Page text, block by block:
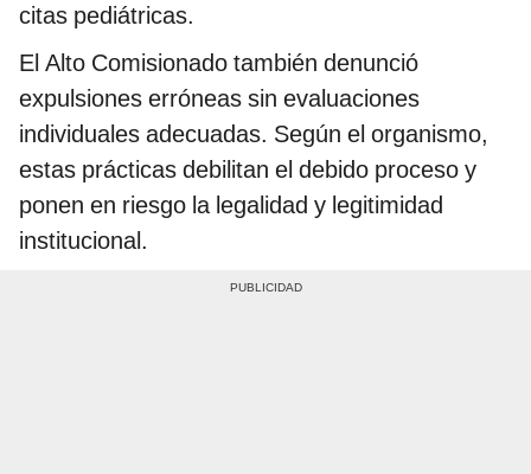
citas pediátricas.
El Alto Comisionado también denunció
expulsiones erróneas sin evaluaciones
individuales adecuadas. Según el organismo,
estas prácticas debilitan el debido proceso y
ponen en riesgo la legalidad y legitimidad
institucional.